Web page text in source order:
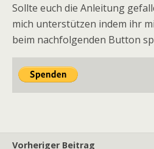
Sollte euch die Anleitung
mich unterstützen indem ihr
beim nachfolgenden Button
Vorheriger Beitrag